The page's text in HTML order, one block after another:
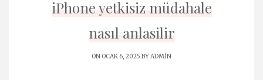
iPhone yetkisiz müdahale
nasıl anlasilir
ON OCAK 6, 2025 BYADMIN